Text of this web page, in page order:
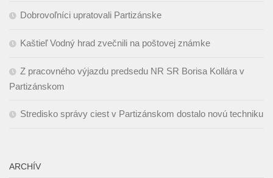
Dobrovoľníci upratovali Partizánske
Kaštieľ Vodný hrad zvečnili na poštovej známke
Z pracovného výjazdu predsedu NR SR Borisa Kollára v
Partizánskom
Stredisko správy ciest v Partizánskom dostalo novú techniku
ARCHÍV